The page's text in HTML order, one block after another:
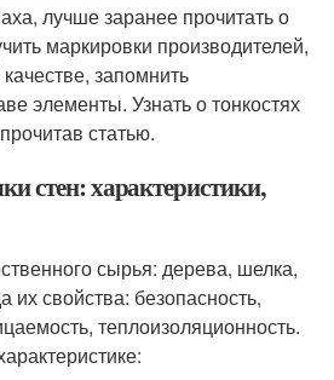
лучше заранее прочитать о
маркировки производителей,
запомнить
элементы. Узнать о тонкостях
статью.
стен: характеристики,
сырья: дерева, шелка,
их свойства: безопасность,
теплоизоляционность.